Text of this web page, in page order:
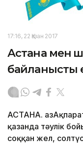
17:16, 22 Қазан 2017
Астана мен
байланысты
АСТАНА.
қазанда тәулік
соққан жел,